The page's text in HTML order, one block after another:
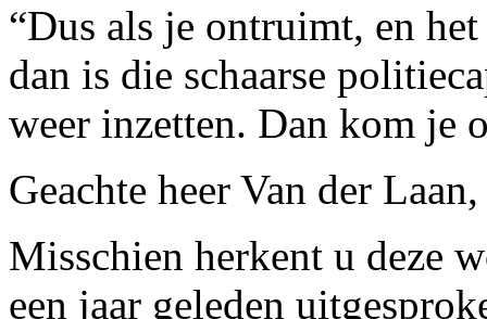
“Dus als je ontruimt, en
dan is die schaarse
weer inzetten. Dan kom je
Geachte heer Van der Laan,
Misschien herkent u deze
een jaar geleden